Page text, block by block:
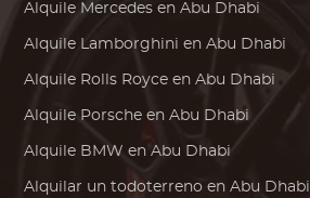
Alquile Mercedes en Abu Dhabi
Alquile Lamborghini en Abu Dhabi
Alquile Rolls Royce en Abu Dhabi
Alquile Porsche en Abu Dhabi
Alquile BMW en Abu Dhabi
Alquilar un todoterreno en Abu Dhabi